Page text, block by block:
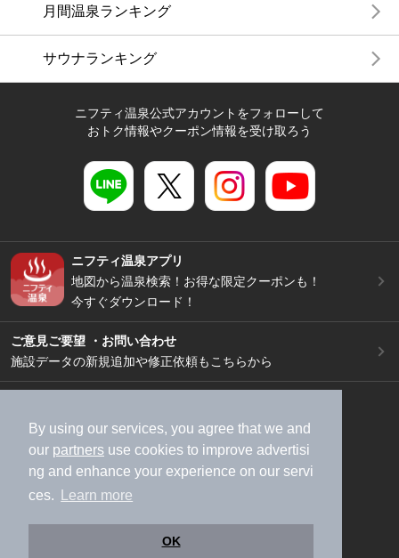
By using our services, you agree that we and
our partners use cookies to improve advertisi
ng and enhance your experience on our servi
ces.
Learn more
OK
月間温泉ランキング
サウナランキング
ニフティ温泉公式アカウントをフォローして
おトク情報やクーポン情報を受け取ろう
ニフティ温泉アプリ
地図から温泉検索！お得な限定クーポンも！
今すぐダウンロード！
ご意見ご要望 ・お問い合わせ
施設データの新規追加や修正依頼もこちらから
加盟店募集（資料請求）
広告出稿のご案内
利用規約
ライフスタイルMEMBERS+規約
特定商取引法に基づく表記
ヘルプ
採用情報
運営会社